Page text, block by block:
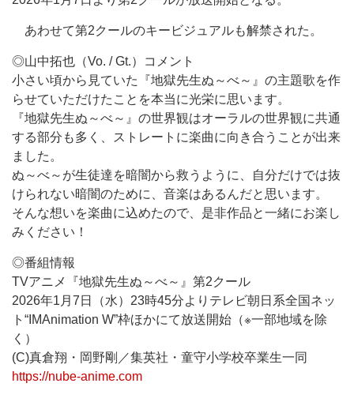
あわせて第2クールのキービジュアルも解禁された。
◎山中拓也（Vo. / Gt.）コメント
小さい頃から見ていた『地獄先生ぬ～べ～』の主題歌を作
らせていただけたことを本当に光栄に思います。
『地獄先生ぬ～べ～』の世界観はオーラルの世界観に共通
する部分も多く、ストレートに楽曲に向き合うことが出来
ました。
ぬ～べ～が生徒達を暗闇から救うように、自分だけでは抜
けられない暗闇のために、音楽はあるんだと思います。
そんな想いを楽曲に込めたので、是非作品と一緒にお楽し
みください！
◎番組情報
TVアニメ『地獄先生ぬ～べ～』第2クール
2026年1月7日（水）23時45分よりテレビ朝日系全国ネッ
ト“IMAnimation W”枠ほかにて放送開始（※一部地域を除
く）
(C)真倉翔・岡野剛／集英社・童守小学校卒業生一同
https://nube-anime.com